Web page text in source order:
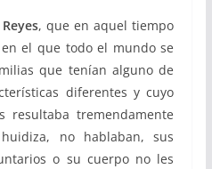
, que en aquel tiempo
el que todo el mundo se
que tenían alguno de
diferentes y cuyo
resultaba tremendamente
no hablaban, sus
o su cuerpo no les